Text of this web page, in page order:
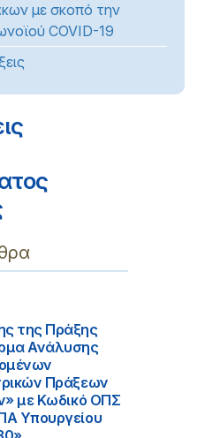
με σκοπό την
COVID-19
της Πράξης
Ανάλυσης
Πράξεων
με Κωδικό ΟΠΣ
Υπουργείου